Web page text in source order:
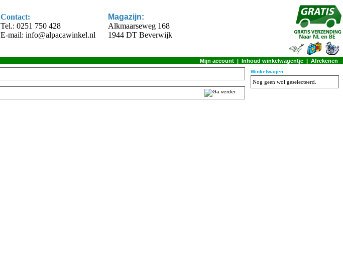
Contact:
Tel.: 0251 750 428
E-mail: info@alpacawinkel.nl
Magazijn:
Alkmaarseweg 168
1944 DT Beverwijk
Mijn account | Inhoud winkelwagentje | Afrekenen
Winkelwagen
Nog geen wol geselecteerd.